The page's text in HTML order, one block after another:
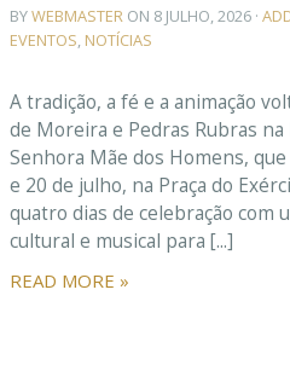
BYWEBMASTER ON 8 JULHO, 2026 ·
EVENTOS, NOTÍCIAS
A tradição, a fé e a animação
de Moreira e Pedras Rubras
Senhora Mãe dos Homens,
e 20 de julho, na Praça do
quatro dias de celebração com
cultural e musical para [...]
READ MORE »